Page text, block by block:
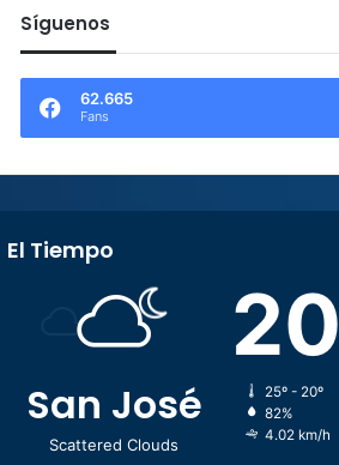
Síguenos
62.665
Fans
El Tiempo
San José
Scattered Clouds
20
25º - 20º
82%
4.02 km/h